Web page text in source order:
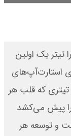
تیتر یک اولین
استارت‌آپ‌های
باز می‌شود؟» (دنیای اقتصاد- 2/26) تیتری که قلب هر
را پیش می‌کشد
و توسعه هر